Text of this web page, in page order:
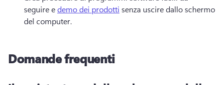
seguire e demo dei prodotti senza uscire dallo schermo
del computer.
Domande frequenti